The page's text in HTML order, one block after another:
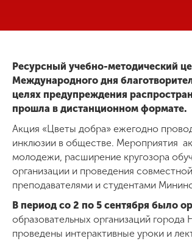
Ресурсный учебно-методический
Международного дня
целях предупреждения
прошла в дистанционном формате.
Акция «Цветы добра» ежегодно
инклюзии в обществе. Мероприятия
молодежи, расширение кругозора
организации и проведения
преподавателями и студентами
В период со 2 по 5 сентября было
образовательных организаций
проведены интерактивные уроки и